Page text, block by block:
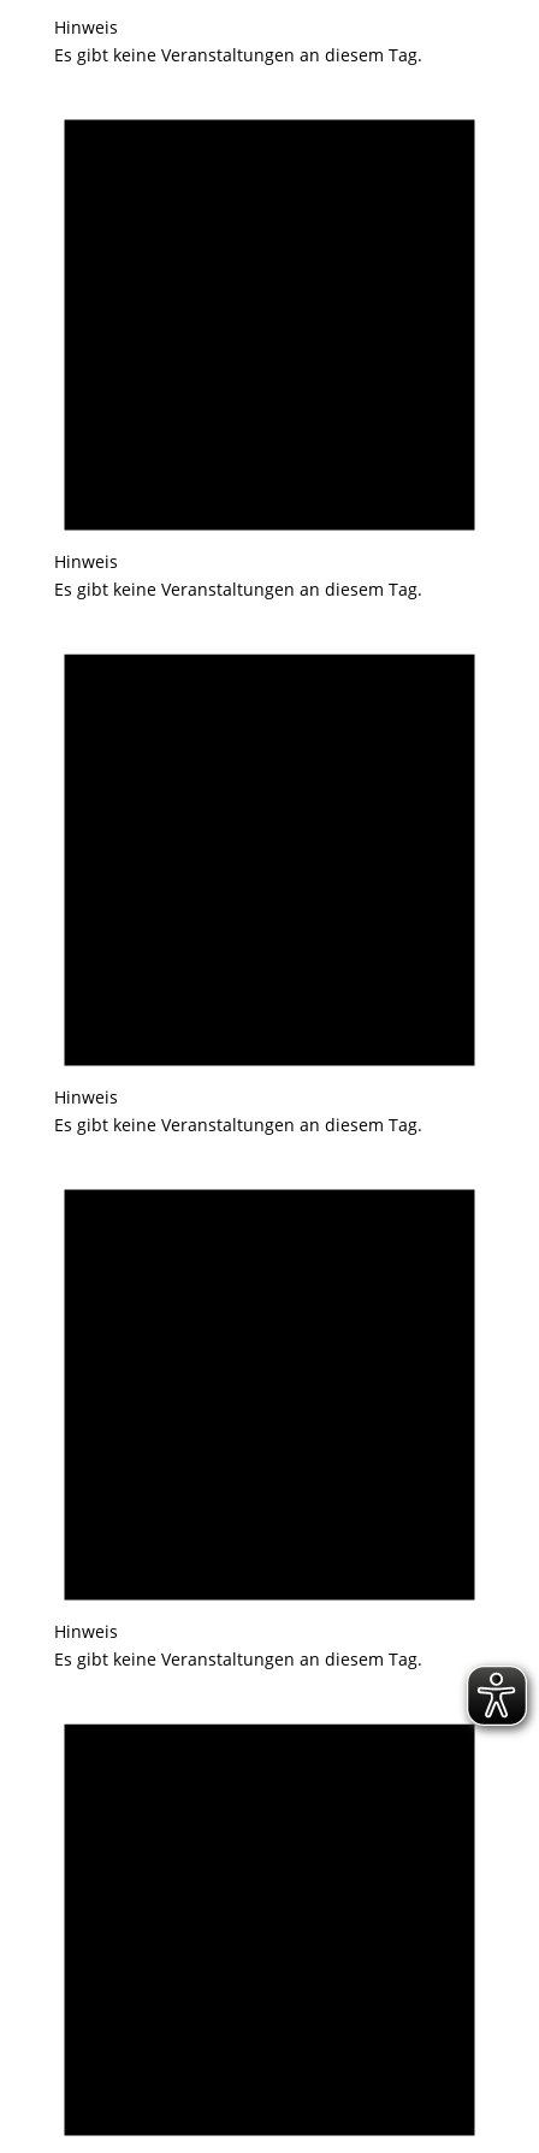
Hinweis
Es gibt keine Veranstaltungen an diesem Tag.
Hinweis
Es gibt keine Veranstaltungen an diesem Tag.
Hinweis
Es gibt keine Veranstaltungen an diesem Tag.
Hinweis
Es gibt keine Veranstaltungen an diesem Tag.